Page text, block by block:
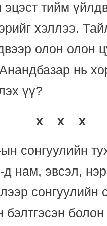
тийм
хэллээ.
олон олон
нь
үү?
x x x
сонгуулийн
д нам, эвсэл,
сонгуулийн